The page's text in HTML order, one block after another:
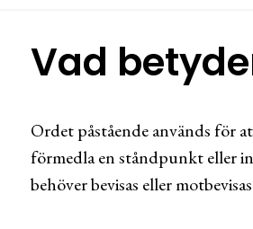
Vad
Ordet påstående används för
förmedla en ståndpunkt eller
behöver bevisas eller